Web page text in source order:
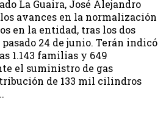
La Guaira, José Alejandro
avances en la normalización
en la entidad, tras los dos
24 de junio. Terán indicó
1.143 familias y 649
el suministro de gas
de 133 mil cilindros